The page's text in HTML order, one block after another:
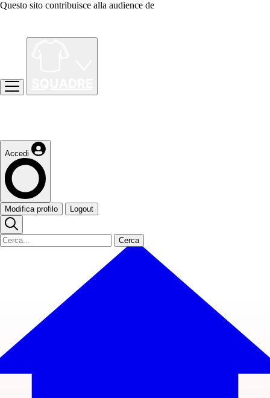
Questo sito contribuisce alla audience de
Accedi
Modifica profilo Logout
Cerca